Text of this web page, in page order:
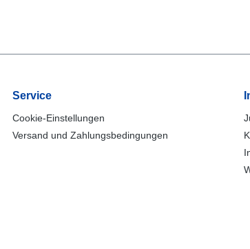
Service
Cookie-Einstellungen
Versand und Zahlungsbedingungen